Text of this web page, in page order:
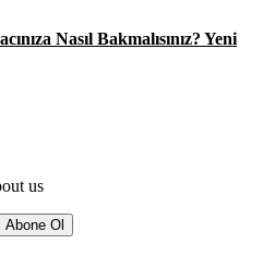
Nasıl Bakmalısınız? Yeni
us
Abone Ol